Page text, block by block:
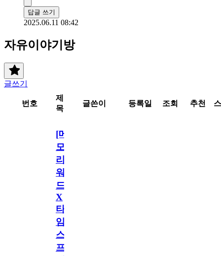
답글 쓰기
2025.06.11 08:42
자유이야기방
글쓰기
번호
제
목
글쓴이 등록일 조회 추천
[메
모
리
워
드
X
타
임
스
프